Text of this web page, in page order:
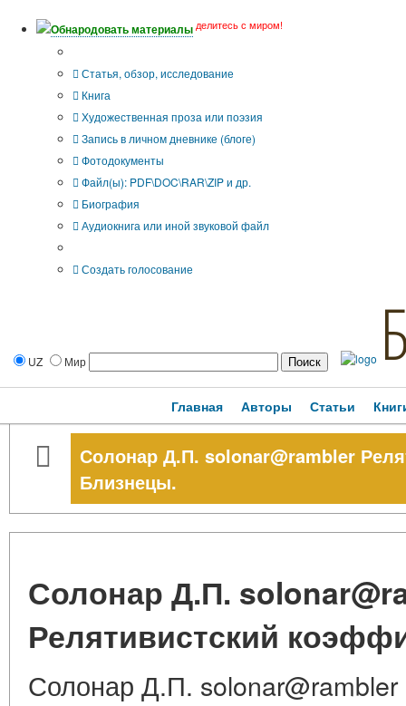
Обнародовать материалы делитесь с миром!
Статья, обзор, исследование
Книга
Художественная проза или поэзия
Запись в личном дневнике (блоге)
Фотодокументы
Файл(ы): PDF\DOC\RAR\ZIP и др.
Биография
Аудиокнига или иной звуковой файл
Создать голосование
UZ Мир
Главная Авторы Статьи
Солонар Д.П. solonar@rambler
Близнецы.
Солонар Д.П.
Релятивистский
Солонар Д.П. solonar@rambler